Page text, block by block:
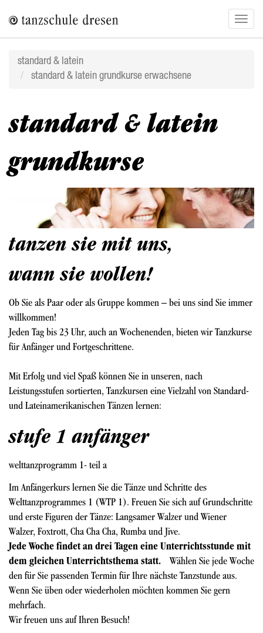
zum
Inhalt
standard & latein
standard & latein grundkurse erwachsene
standard & latein
grundkurse
tanzen sie mit uns,
wann sie wollen!
Ob Sie als Paar oder als Gruppe kommen – bei uns sind Sie immer
willkommen!
Jeden Tag bis 23 Uhr, auch an Wochenenden, bieten wir Tanzkurse
für Anfänger und Fortgeschrittene.
Mit Erfolg und viel Spaß können Sie in unseren, nach
Leistungsstufen sortierten, Tanzkursen eine Vielzahl von Standard-
und Lateinamerikanischen Tänzen lernen:
stufe 1 anfänger
welttanzprogramm 1- teil a
Im Anfängerkurs lernen Sie die Tänze und Schritte des
Welttanzprogrammes 1 (WTP 1). Freuen Sie sich auf Grundschritte
und erste Figuren der Tänze: Langsamer Walzer und Wiener
Walzer, Foxtrott, Cha Cha Cha, Rumba und Jive.
Jede Woche findet an drei Tagen eine Unterrichtsstunde mit
dem gleichen Unterrichtsthema statt. Wählen Sie jede Woche
den für Sie passenden Termin für Ihre nächste Tanzstunde aus.
Wenn Sie üben oder wiederholen möchten kommen Sie gern
mehrfach.
Wir freuen uns auf Ihren Besuch!